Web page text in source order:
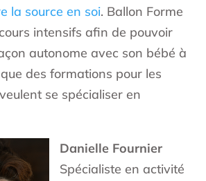
la source en soi. Ballon Forme
intensifs afin de pouvoir
autonome avec son bébé à
des formations pour les
se spécialiser en
Danielle Fournier
Spécialiste en activité